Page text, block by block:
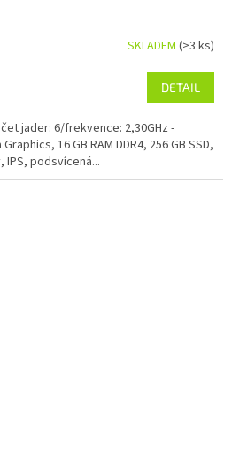
SKLADEM (>3 ks)
DETAIL
jader: 6/frekvence: 2,30GHz -
16 GB RAM DDR4, 256 GB SSD,
IPS, podsvícená...